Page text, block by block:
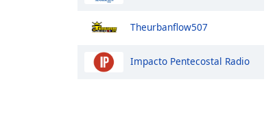
Theurbanflow507
Impacto Pentecostal Radio